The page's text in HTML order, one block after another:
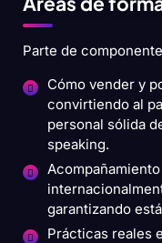
Parte de
Cómo vender y
convirtiendo al
personal sólida
speaking.
garantizando
Prácticas reales